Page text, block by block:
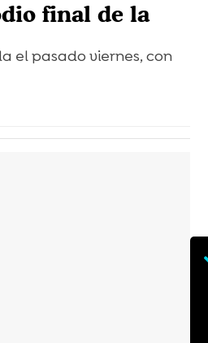
final de la
el pasado viernes, con